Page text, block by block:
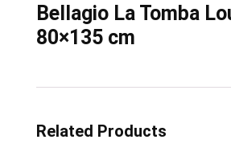
Bellagio La Tomba
80×135 cm
Related Products